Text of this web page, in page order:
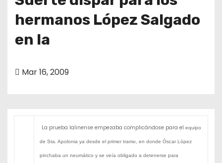
hermanos López Salgado
en la
Mar 16, 2009
La prueba lalinense empezaba complicándose para el equipo
de Sta. Apolonia ya desde el primer tramo, en donde Óscar López
pinchaba un neumático y se veía obligado a detenerse para